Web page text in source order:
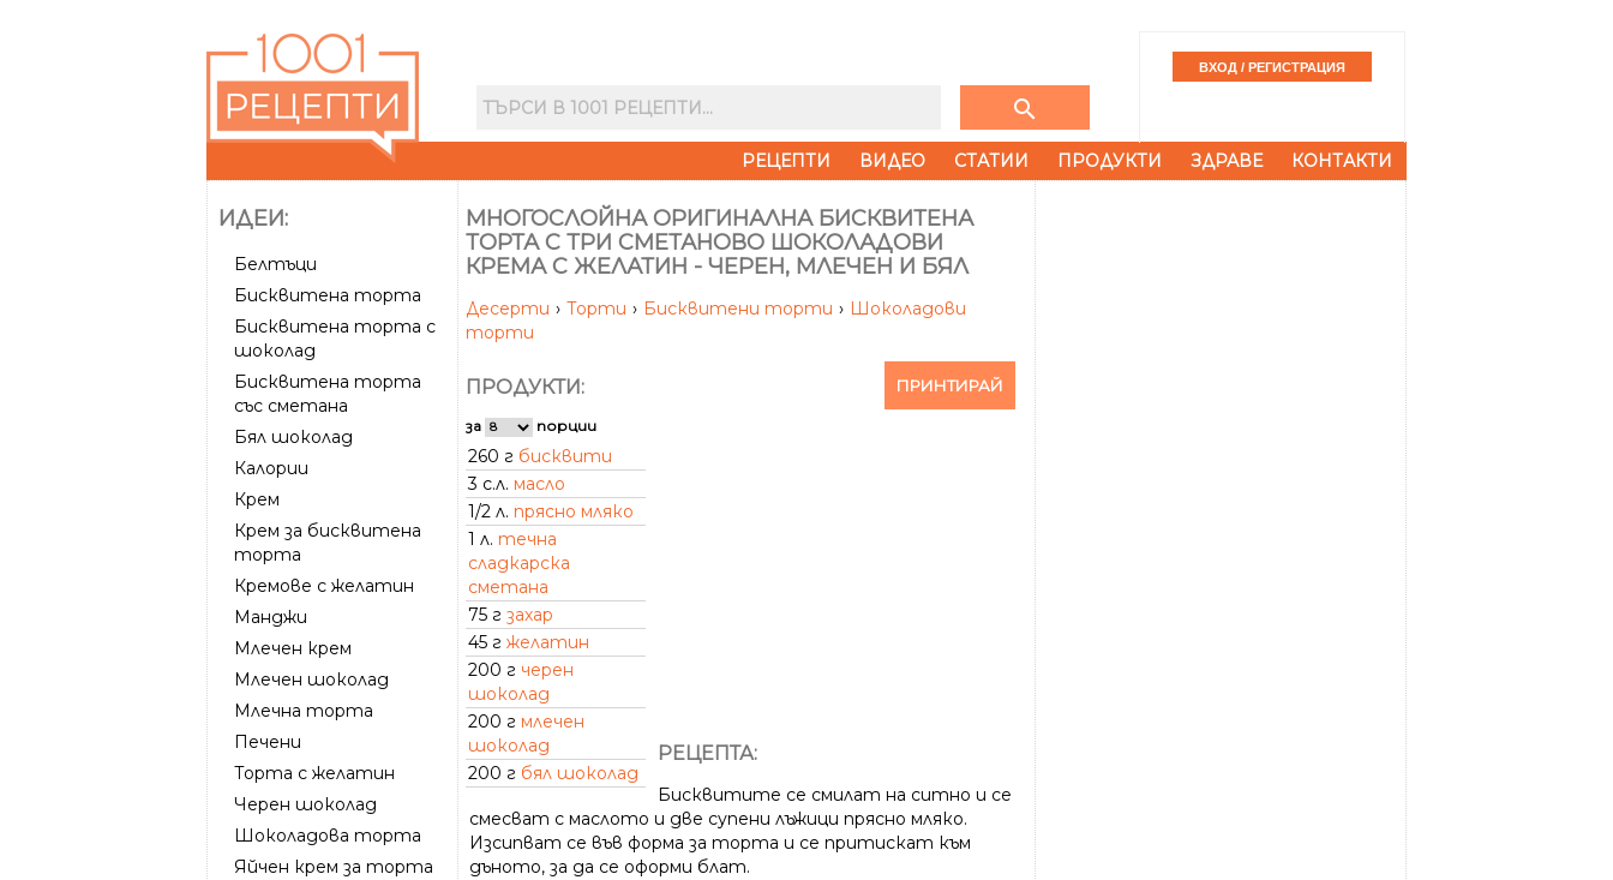
search
РЕЦЕПТИ ВИДЕО СТАТИИ ПРОДУКТИ ЗДРАВЕ КОНТАКТИ
ИДЕИ:
Белтъци
Бисквитена торта
Бисквитена торта с
шоколад
Бисквитена торта
със сметана
Бял шоколад
Калории
Крем
Крем за бисквитена
торта
Кремове с желатин
Манджи
Млечен крем
Млечен шоколад
Млечна торта
Печени
Торта с желатин
Черен шоколад
Шоколадова торта
Яйчен крем за торта
МНОГОСЛОЙНА ОРИГИНАЛНА БИСКВИТЕНА
ТОРТА С ТРИ СМЕТАНОВО ШОКОЛАДОВИ
КРЕМА С ЖЕЛАТИН - ЧЕРЕН, МЛЕЧЕН И БЯЛ
Десерти › Торти › Бисквитени торти › Шоколадови
торти
ПРИНТИРАЙ
ПРОДУКТИ:
за порции
260 г бисквити
3 с.л. масло
1/2 л. прясно мляко
1 л. течна
сладкарска
сметана
75 г захар
45 г желатин
200 г черен
шоколад
200 г млечен
шоколад
200 г бял шоколад
РЕЦЕПТА:
Бисквитите се смилат на ситно и се
смесват с маслото и две супени лъжици прясно мляко.
Изсипват се във форма за торта и се притискат към
дъното, за да се оформи блат.